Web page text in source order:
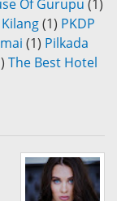
Of Gurupu (1)
(1) PKDP
(1) Pilkada
The Best Hotel